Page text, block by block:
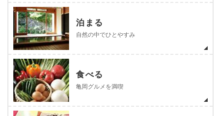
泊まる
自然の中でひとやすみ
食べる
亀岡グルメを満喫